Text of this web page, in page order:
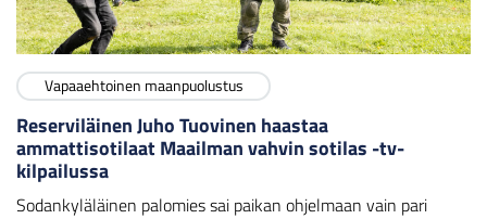
Vapaaehtoinen maanpuolustus
Reserviläinen Juho Tuovinen haastaa
ammattisotilaat Maailman vahvin sotilas -tv-
kilpailussa
Sodankyläläinen palomies sai paikan ohjelmaan vain pari